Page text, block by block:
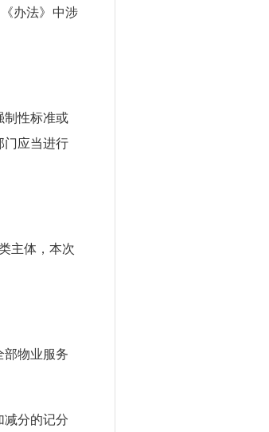
办法》中涉
性标准或
门应当进行
主体，本次
物业服务
分的记分